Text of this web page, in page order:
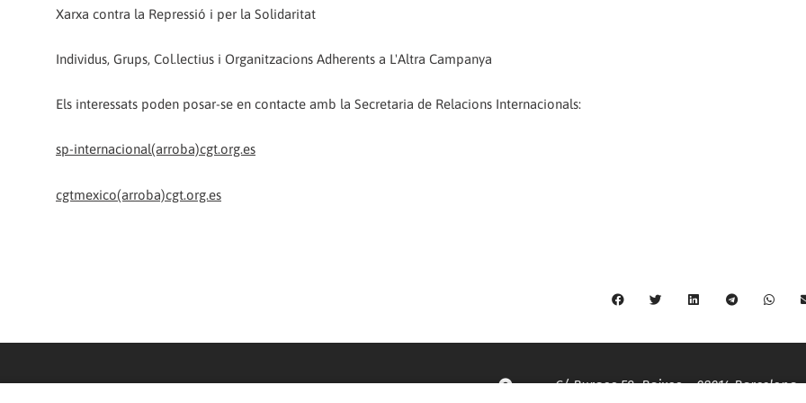
Xarxa contra la Repressió i per la Solidaritat
Individus, Grups, Col.lectius i Organitzacions Adherents a L'Altra Campanya
Els interessats poden posar-se en contacte amb la Secretaria de Relacions Internacionals:
sp-internacional(arroba)cgt.org.es
cgtmexico(arroba)cgt.org.es
C/ Burgos 59, Baixos – 08014 Barcelona